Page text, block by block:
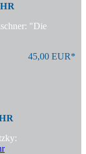
"Die
45,00 EUR*